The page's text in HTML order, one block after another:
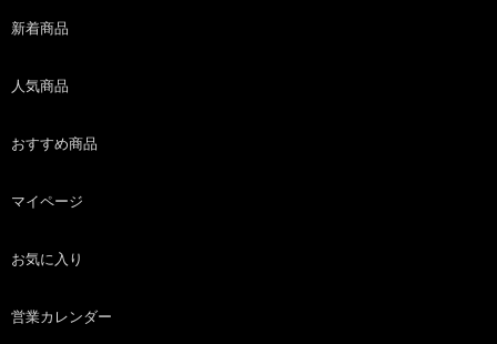
新着商品
人気商品
おすすめ商品
マイページ
お気に入り
営業カレンダー